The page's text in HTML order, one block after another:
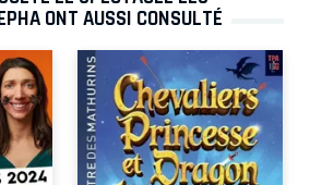
ONT AUSSI CONSULTÉ